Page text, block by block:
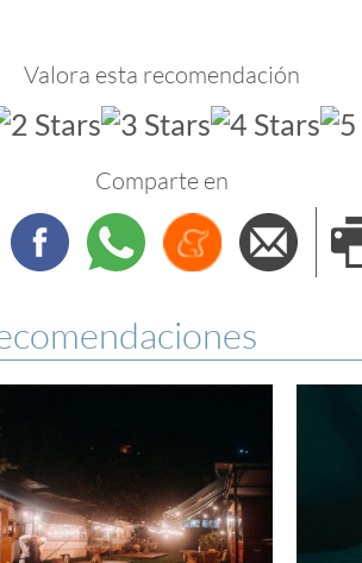
Valora esta recomendación
Comparte en
FacebookWhatsappMenéame